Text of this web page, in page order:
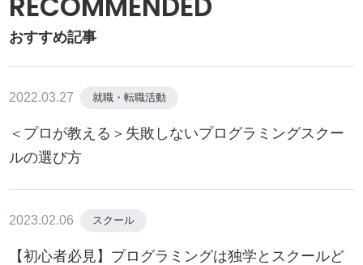
おすすめ記事
2022.03.27 就職・転職活動
＜プロが教える＞失敗しないプログラミングスクー
ルの選び方
2023.02.06 スクール
【初心者必見】プログラミングは独学とスクールど